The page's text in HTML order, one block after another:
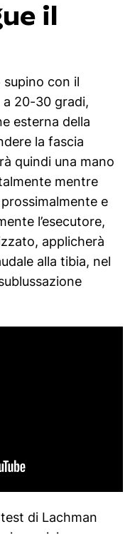
il
con il
20-30 gradi,
esterna della
la fascia
quindi una mano
mentre
e
l’esecutore,
applicherà
alla tibia, nel
di Lachman